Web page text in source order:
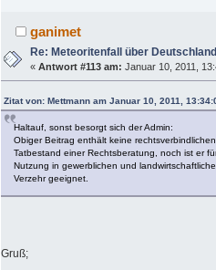
ganimet
Re: Meteoritenfall über
«Antwort #113 am: Januar 10, 2011,
Zitat von: Mettmann am Januar 10, 2011,
Haltauf, sonst besorgt sich der Admin:
Obiger Beitrag enthält keine
Tatbestand einer Rechtsberatung, noch ist er
Nutzung in gewerblichen und
Verzehr geeignet.
Gruß;